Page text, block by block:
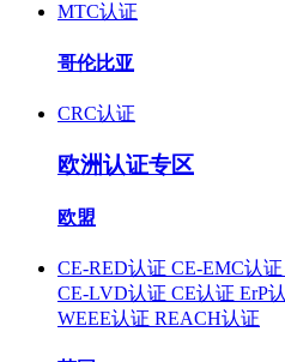
MTC认证
哥伦比亚
CRC认证
欧洲认证专区
欧盟
CE-RED认证 CE-EMC认证
CE-LVD认证 CE认证 ErP
WEEE认证 REACH认证